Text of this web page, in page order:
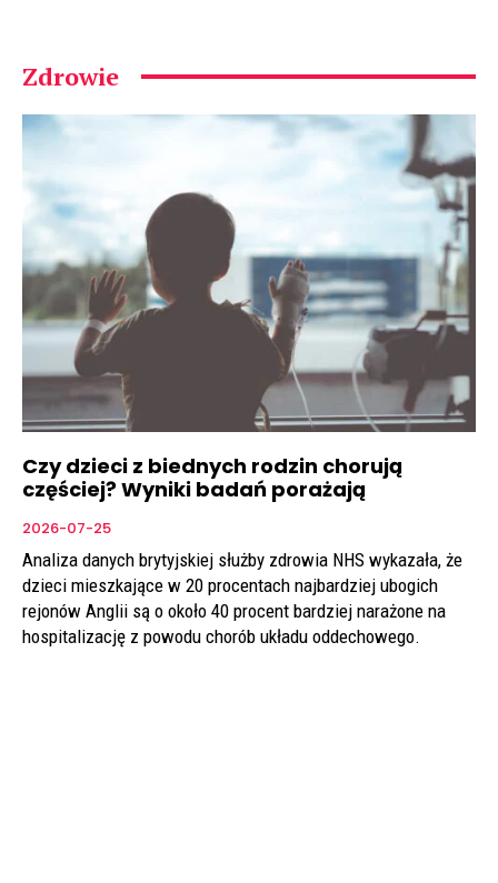
Zdrowie
Czy dzieci z biednych rodzin chorują
częściej? Wyniki badań porażają
2026-07-25
Analiza danych brytyjskiej służby zdrowia NHS wykazała, że
dzieci mieszkające w 20 procentach najbardziej ubogich
rejonów Anglii są o około 40 procent bardziej narażone na
hospitalizację z powodu chorób układu oddechowego.